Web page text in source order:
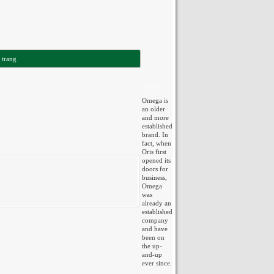
trang
Omega is
an older
and more
established
brand. In
fact, when
Oris first
opened its
doors for
business,
Omega
was
already an
established
company
and have
been on
the up-
and-up
ever since.